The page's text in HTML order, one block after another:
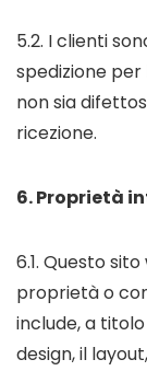
5.2. I clienti
spedizione
non sia
ricezione.
6. Proprietà
6.1. Questo
proprietà o
include, a
design, il